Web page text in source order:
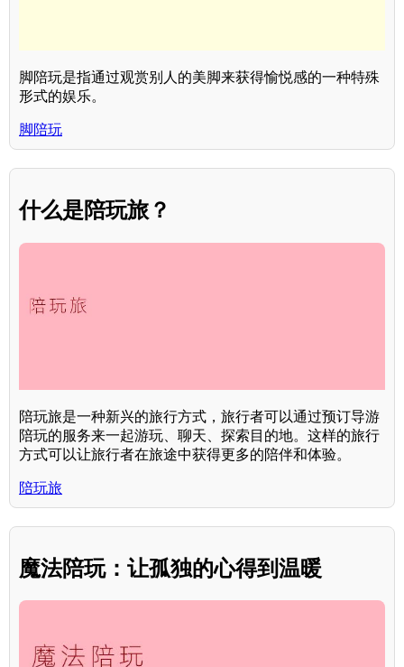
脚陪玩是指通过观赏别人的美脚来获得愉悦感的一种特殊
形式的娱乐。
脚陪玩
什么是陪玩旅？
陪玩旅是一种新兴的旅行方式，旅行者可以通过预订导游
陪玩的服务来一起游玩、聊天、探索目的地。这样的旅行
方式可以让旅行者在旅途中获得更多的陪伴和体验。
陪玩旅
魔法陪玩：让孤独的心得到温暖